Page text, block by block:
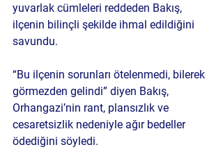
yuvarlak cümleleri reddeden Bakış,
ilçenin bilinçli şekilde ihmal edildiğini
savundu.
“Bu ilçenin sorunları ötelenmedi, bilerek
görmezden gelindi” diyen Bakış,
Orhangazi’nin rant, plansızlık ve
cesaretsizlik nedeniyle ağır bedeller
ödediğini söyledi.